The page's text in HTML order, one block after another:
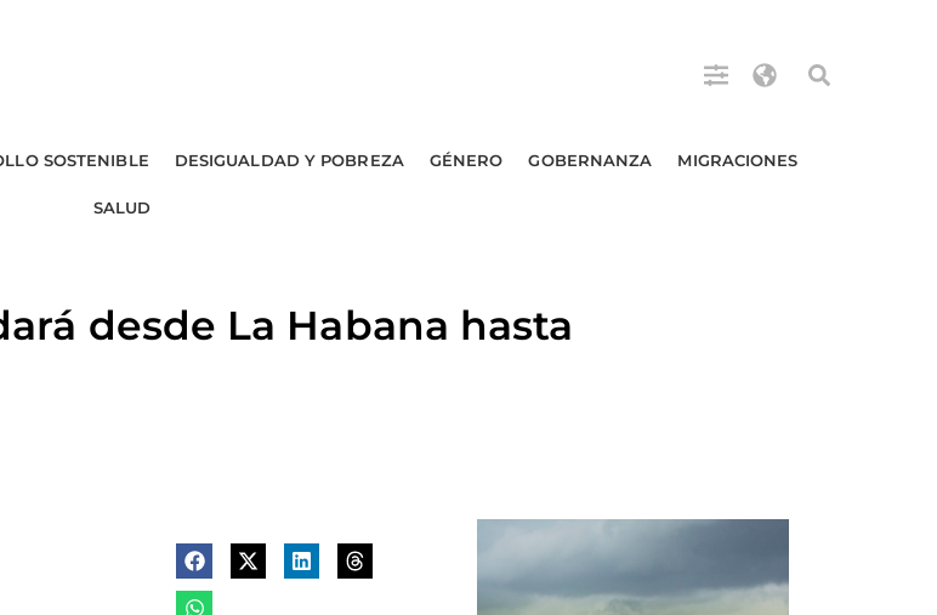
SOSTENIBLE DESIGUALDAD Y POBREZA GÉNERO GOBERNANZA MIGRACIONES
SALUD
desde La Habana hasta